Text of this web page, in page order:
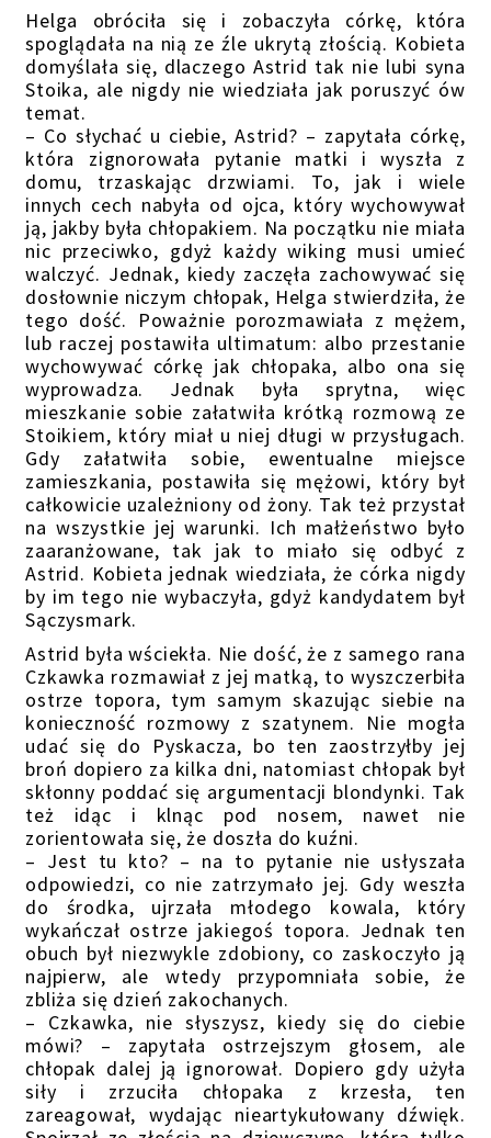
Helga obróciła się i zobaczyła córkę, która
spoglądała na nią ze źle ukrytą złością. Kobieta
domyślała się, dlaczego Astrid tak nie lubi syna
Stoika, ale nigdy nie wiedziała jak poruszyć ów
temat.
– Co słychać u ciebie, Astrid? – zapytała córkę,
która zignorowała pytanie matki i wyszła z
domu, trzaskając drzwiami. To, jak i wiele
innych cech nabyła od ojca, który wychowywał
ją, jakby była chłopakiem. Na początku nie miała
nic przeciwko, gdyż każdy wiking musi umieć
walczyć. Jednak, kiedy zaczęła zachowywać się
dosłownie niczym chłopak, Helga stwierdziła, że
tego dość. Poważnie porozmawiała z mężem,
lub raczej postawiła ultimatum: albo przestanie
wychowywać córkę jak chłopaka, albo ona się
wyprowadza. Jednak była sprytna, więc
mieszkanie sobie załatwiła krótką rozmową ze
Stoikiem, który miał u niej długi w przysługach.
Gdy załatwiła sobie, ewentualne miejsce
zamieszkania, postawiła się mężowi, który był
całkowicie uzależniony od żony. Tak też przystał
na wszystkie jej warunki. Ich małżeństwo było
zaaranżowane, tak jak to miało się odbyć z
Astrid. Kobieta jednak wiedziała, że córka nigdy
by im tego nie wybaczyła, gdyż kandydatem był
Sączysmark.
Astrid była wściekła. Nie dość, że z samego rana
Czkawka rozmawiał z jej matką, to wyszczerbiła
ostrze topora, tym samym skazując siebie na
konieczność rozmowy z szatynem. Nie mogła
udać się do Pyskacza, bo ten zaostrzyłby jej
broń dopiero za kilka dni, natomiast chłopak był
skłonny poddać się argumentacji blondynki. Tak
też idąc i klnąc pod nosem, nawet nie
zorientowała się, że doszła do kuźni.
– Jest tu kto? – na to pytanie nie usłyszała
odpowiedzi, co nie zatrzymało jej. Gdy weszła
do środka, ujrzała młodego kowala, który
wykańczał ostrze jakiegoś topora. Jednak ten
obuch był niezwykle zdobiony, co zaskoczyło ją
najpierw, ale wtedy przypomniała sobie, że
zbliża się dzień zakochanych.
– Czkawka, nie słyszysz, kiedy się do ciebie
mówi? – zapytała ostrzejszym głosem, ale
chłopak dalej ją ignorował. Dopiero gdy użyła
siły i zrzuciła chłopaka z krzesła, ten
zareagował, wydając nieartykułowany dźwięk.